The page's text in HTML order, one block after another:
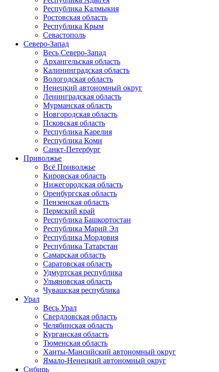
Республика Калмыкия
Ростовская область
Республика Крым
Севастополь
Северо-Запад
Весь Северо-Запад
Архангельская область
Калининградская область
Вологодская область
Ненецкий автономный округ
Ленинградская область
Мурманская область
Новгородская область
Псковская область
Республика Карелия
Республика Коми
Санкт-Петербург
Приволжье
Всё Приволжье
Кировская область
Нижегородская область
Оренбургская область
Пензенская область
Пермский край
Республика Башкортостан
Республика Марий Эл
Республика Мордовия
Республика Татарстан
Самарская область
Саратовская область
Удмуртская республика
Ульяновская область
Чувашская республика
Урал
Весь Урал
Свердловская область
Челябинская область
Курганская область
Тюменская область
Ханты-Мансийский автономный округ
Ямало-Ненецкий автономный округ
Сибирь